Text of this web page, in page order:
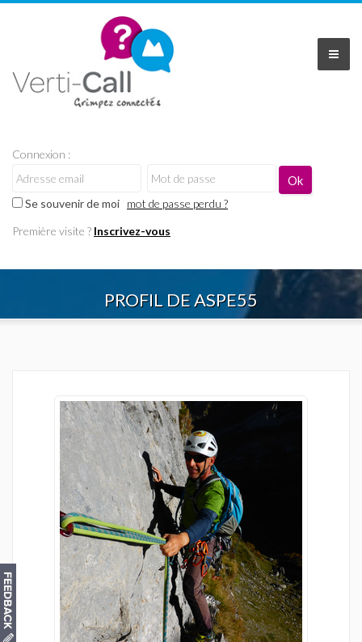
Connexion :
Se souvenir de moi mot de passe perdu ?
Première visite ? Inscrivez-vous
PROFIL DE ASPE55